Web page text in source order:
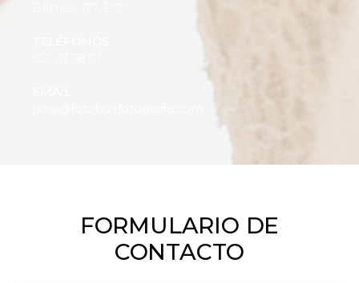
FORMULARIO DE
CONTACTO